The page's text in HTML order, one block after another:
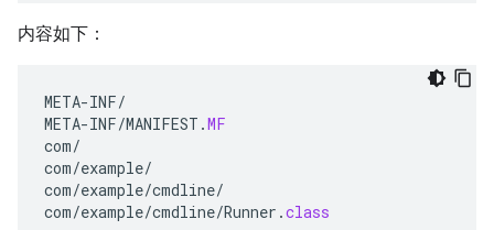
内容如下：
META-INF/
META-INF/MANIFEST .MF
com/
com/example/
com/example/cmdline/
com/example/cmdline/Runner .class